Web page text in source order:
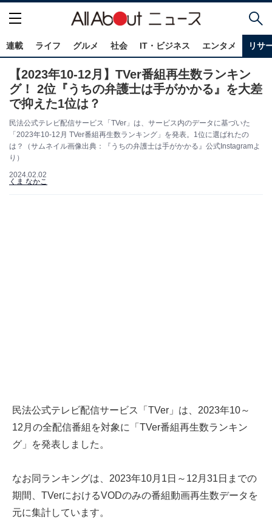
連載 ライフ グルメ 社会 IT・ビジネス エンタメ リサ
【2023年10-12月】TVer番組再生数ランキン
グ！ 2位『うちの弁護士は手がかかる』を大差
で抑えた1位は？
民法公式テレビ配信サービス「TVer」は、サービス内のデータに基づいた
「2023年10-12月 TVer番組再生数ランキング」を発表。1位に選ばれたの
は？（サムネイル画像出典：『うちの弁護士は手がかかる』公式Instagramよ
り）
2024.02.02
くま なかこ
民法公式テレビ配信サービス「TVer」は、2023年10～
12月の全配信番組を対象に「TVer番組再生数ランキン
グ」を発表しました。
なお同ランキングは、2023年10月1日～12月31日までの
期間、TVerにおけるVODのみの番組動画再生数データを
元に集計しています。